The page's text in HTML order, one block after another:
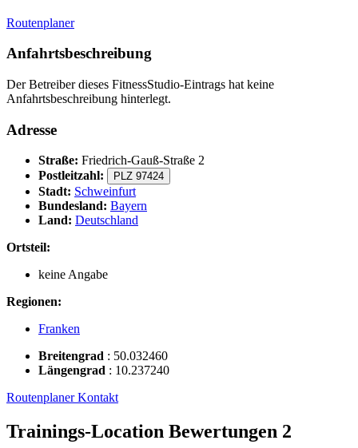
Routenplaner
Anfahrtsbeschreibung
Der Betreiber dieses FitnessStudio-Eintrags hat keine
Anfahrtsbeschreibung hinterlegt.
Adresse
Straße: Friedrich-Gauß-Straße 2
Postleitzahl:
PLZ 97424
Stadt: Schweinfurt
Bundesland: Bayern
Land: Deutschland
Ortsteil:
keine Angabe
Regionen:
Franken
Breitengrad : 50.032460
Längengrad : 10.237240
RoutenplanerKontakt
Trainings-Location Bewertungen 2